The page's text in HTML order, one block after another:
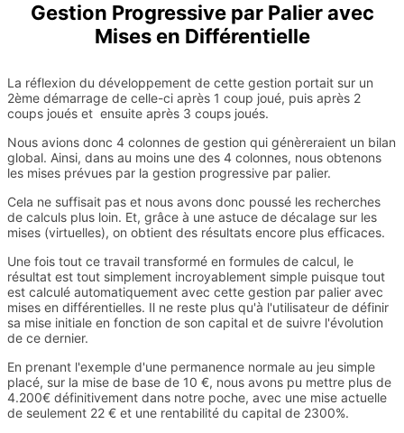
Gestion Progressive par Palier avec
Mises en Différentielle
La réflexion du développement de cette gestion portait sur un
2ème démarrage de celle-ci après 1 coup joué, puis après 2
coups joués et ensuite après 3 coups joués.
Nous avions donc 4 colonnes de gestion qui génèreraient un bilan
global. Ainsi, dans au moins une des 4 colonnes, nous obtenons
les mises prévues par la gestion progressive par palier.
Cela ne suffisait pas et nous avons donc poussé les recherches
de calculs plus loin. Et, grâce à une astuce de décalage sur les
mises (virtuelles), on obtient des résultats encore plus efficaces.
Une fois tout ce travail transformé en formules de calcul, le
résultat est tout simplement incroyablement simple puisque tout
est calculé automatiquement avec cette gestion par palier avec
mises en différentielles. Il ne reste plus qu'à l'utilisateur de définir
sa mise initiale en fonction de son capital et de suivre l'évolution
de ce dernier.
En prenant l'exemple d'une permanence normale au jeu simple
placé, sur la mise de base de 10 €, nous avons pu mettre plus de
4.200€ définitivement dans notre poche, avec une mise actuelle
de seulement 22 € et une rentabilité du capital de 2300%.